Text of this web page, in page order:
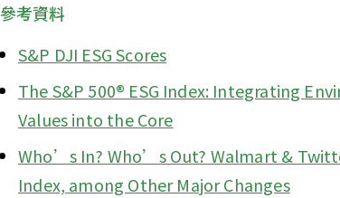
參考資料
S&P DJI ESG Scores
The S&P 500® ESG Index: Integrating
Values into the Core
Who’s In? Who’s Out? Walmart &
Index, among Other Major Changes